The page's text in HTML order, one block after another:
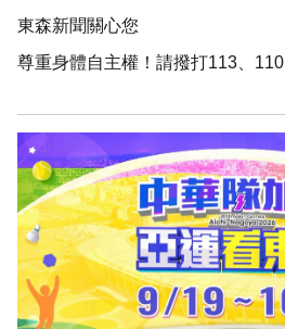
東森新聞關心您
尊重身體自主權！請撥打113、110